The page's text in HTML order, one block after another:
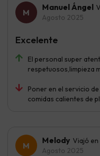
Manuel Ángel
Agosto 2025
El personal super
respetuosos,limpieza
Poner en el servicio
comidas calientes de
Excelente
Melody Viajó
Agosto 2025